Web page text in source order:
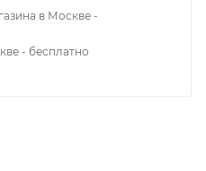
в Москве -
- бесплатно